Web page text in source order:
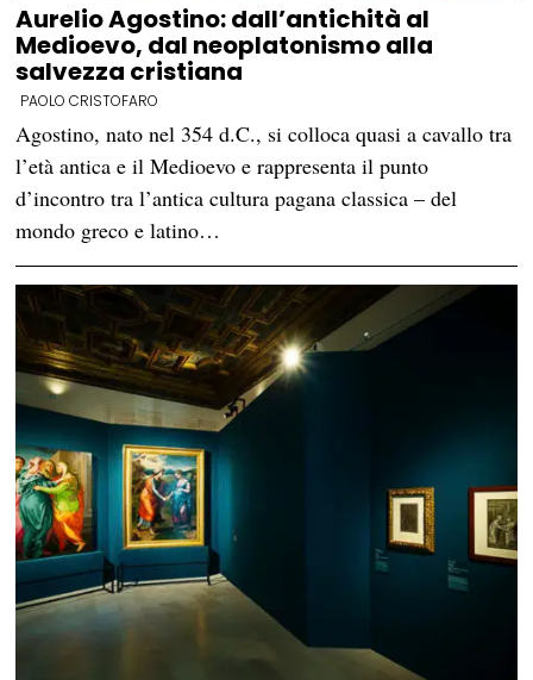
Aurelio Agostino: dall’antichità al
Medioevo, dal neoplatonismo alla
salvezza cristiana
PAOLO CRISTOFARO
Agostino, nato nel 354 d.C., si colloca quasi a cavallo tra
l’età antica e il Medioevo e rappresenta il punto
d’incontro tra l’antica cultura pagana classica – del
mondo greco e latino…